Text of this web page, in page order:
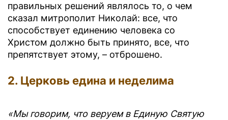
правильных решений являлось то, о чем
сказал митрополит Николай: все, что
способствует единению человека со
Христом должно быть принято, все, что
препятствует этому, – отброшено.
2. Церковь едина и неделима
«Мы говорим, что веруем в Единую Святую